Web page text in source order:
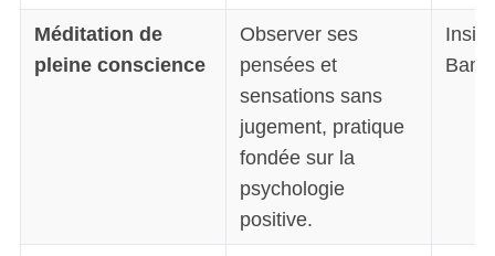
Méditation de
pleine conscience
Observer ses
pensées et
sensations sans
jugement, pratique
fondée sur la
psychologie
positive.